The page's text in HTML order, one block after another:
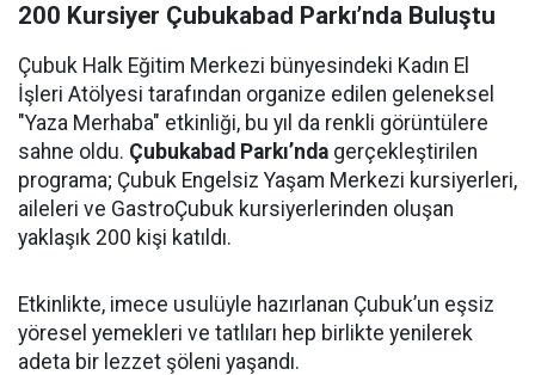
200 Kursiyer Çubukabad Parkı’nda Buluştu
Çubuk Halk Eğitim Merkezi bünyesindeki Kadın El
İşleri Atölyesi tarafından organize edilen geleneksel
"Yaza Merhaba" etkinliği, bu yıl da renkli görüntülere
sahne oldu. Çubukabad Parkı’nda gerçekleştirilen
programa; Çubuk Engelsiz Yaşam Merkezi kursiyerleri,
aileleri ve GastroÇubuk kursiyerlerinden oluşan
yaklaşık 200 kişi katıldı.
Etkinlikte, imece usulüyle hazırlanan Çubuk’un eşsiz
yöresel yemekleri ve tatlıları hep birlikte yenilerek
adeta bir lezzet şöleni yaşandı.